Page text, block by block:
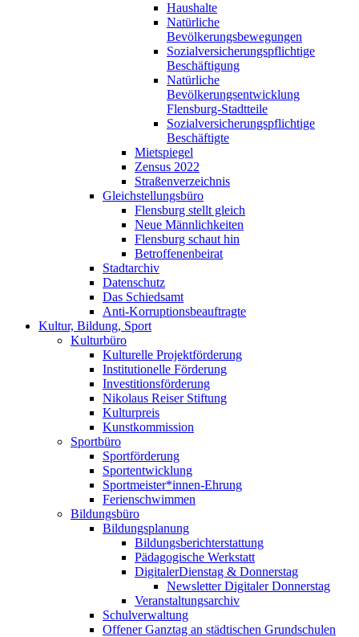
Haushalte
Natürliche
Bevölkerungsbewegungen
Sozialversicherungspflichtige
Beschäftigung
Natürliche
Bevölkerungsentwicklung
Flensburg-Stadtteile
Sozialversicherungspflichtige
Beschäftigte
Mietspiegel
Zensus 2022
Straßenverzeichnis
Gleichstellungsbüro
Flensburg stellt gleich
Neue Männlichkeiten
Flensburg schaut hin
Betroffenenbeirat
Stadtarchiv
Datenschutz
Das Schiedsamt
Anti-Korruptionsbeauftragte
Kultur, Bildung, Sport
Kulturbüro
Kulturelle Projektförderung
Institutionelle Förderung
Investitionsförderung
Nikolaus Reiser Stiftung
Kulturpreis
Kunstkommission
Sportbüro
Sportförderung
Sportentwicklung
Sportmeister*innen-Ehrung
Ferienschwimmen
Bildungsbüro
Bildungsplanung
Bildungsberichterstattung
Pädagogische Werkstatt
DigitalerDienstag & Donnerstag
Newsletter Digitaler Donnerstag
Veranstaltungsarchiv
Schulverwaltung
Offener Ganztag an städtischen Grundschulen